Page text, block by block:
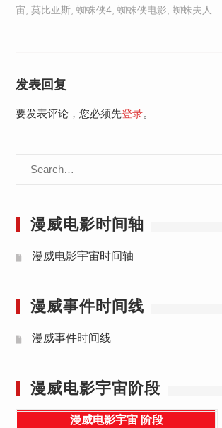
宙 莫比亚斯, 蜘蛛侠4, 蜘蛛侠电影 蜘蛛夫人
发表回复
要发表评论，您必须先登录。
漫威电影时间轴
漫威电影宇宙时间轴
漫威事件时间线
漫威事件时间线
漫威电影宇宙阶段
漫威电影宇宙 阶段